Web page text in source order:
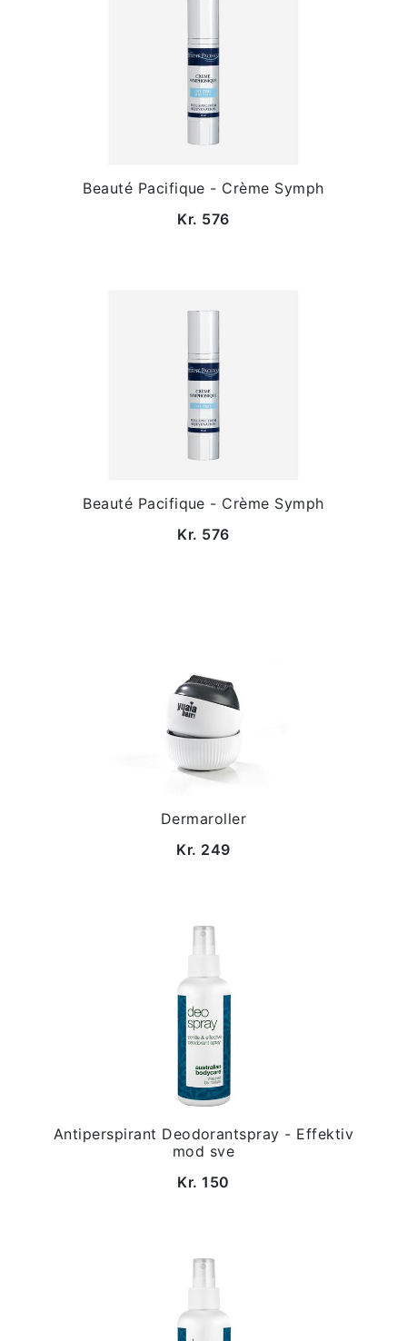
Beauté Pacifique - Crème Symph
Kr. 576
Beauté Pacifique - Crème Symph
Kr. 576
Dermaroller
Kr. 249
Antiperspirant Deodorantspray - Effektiv
mod sve
Kr. 150